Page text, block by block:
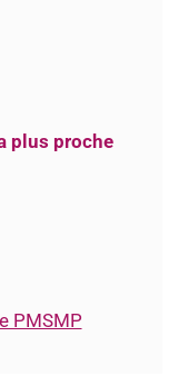
plus proche
PMSMP